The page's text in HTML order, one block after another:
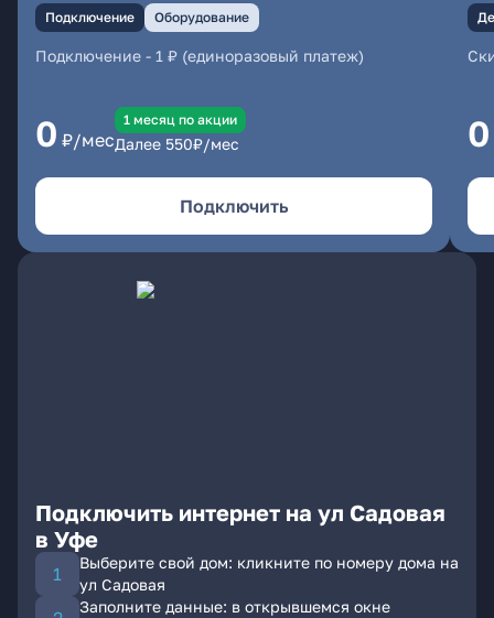
Подключение Оборудование
Подключение - 1 ₽ (единоразовый платеж)
0 ₽/мес
1 месяц по акции
Далее 550₽/мес
Подключить
0
Подключить интернет на ул Садовая
в Уфе
Выберите свой дом: кликните по номеру дома на
ул Садовая
Заполните данные: в открывшемся окне